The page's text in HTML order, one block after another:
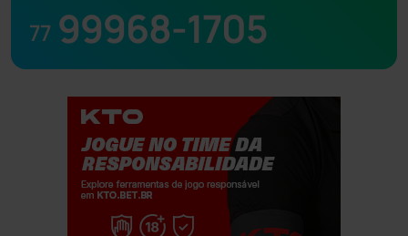
77 99968-1705